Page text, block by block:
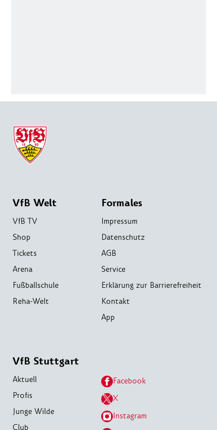
VfB Welt
VfB TV
Shop
Tickets
Arena
Fußballschule
Reha-Welt
Formales
Impressum
Datenschutz
AGB
Service
Erklärung zur Barrierefreiheit
Kontakt
App
VfB Stuttgart
Aktuell
Profis
Junge Wilde
Club
Facebook
X
Instagram